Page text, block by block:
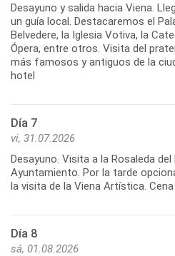
Desayuno y salida hacia Viena.
un guía local. Destacaremos el
Belvedere, la Iglesia Votiva, la
Ópera, entre otros. Visita del
más famosos y antiguos de la
hotel
Día 7
vi, 31.07.2026
Desayuno. Visita a la Rosaleda
Ayuntamiento. Por la tarde
la visita de la Viena Artística.
Día 8
sá, 01.08.2026